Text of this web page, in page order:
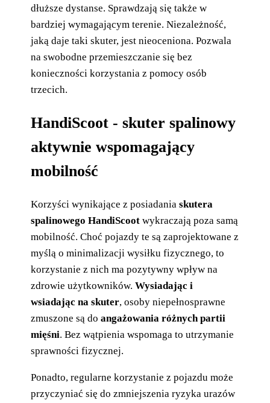
dłuższe dystanse. Sprawdzają się także w
bardziej wymagającym terenie. Niezależność,
jaką daje taki skuter, jest nieoceniona. Pozwala
na swobodne przemieszczanie się bez
konieczności korzystania z pomocy osób
trzecich.
HandiScoot - skuter spalinowy
aktywnie wspomagający
mobilność
Korzyści wynikające z posiadaniaskutera
spalinowego HandiScoot wykraczają poza samą
mobilność. Choć pojazdy te są zaprojektowane z
myślą o minimalizacji wysiłku fizycznego, to
korzystanie z nich ma pozytywny wpływ na
zdrowie użytkowników.Wysiadając i
wsiadając na skuter, osoby niepełnosprawne
zmuszone są doangażowania różnych partii
mięśni. Bez wątpienia wspomaga to utrzymanie
sprawności fizycznej.
Ponadto, regularne korzystanie z pojazdu może
przyczyniać się do zmniejszenia ryzyka urazów